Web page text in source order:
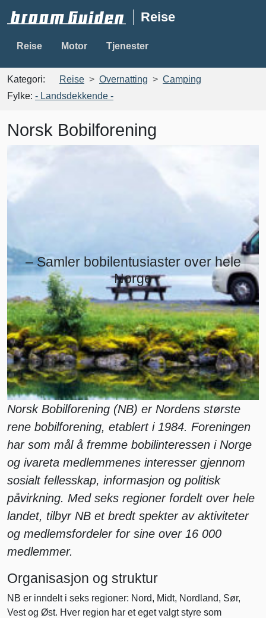
Reise
Reise Motor Tjenester
Kategori: Reise Overnatting
Camping
Fylke: - Landsdekkende -
Norsk Bobilforening
– Samler bobilentusiaster over hele
Norge
Norsk Bobilforening (NB) er Nordens største
rene bobilforening, etablert i 1984. Foreningen
har som mål å fremme bobilinteressen i Norge
og ivareta medlemmenes interesser gjennom
sosialt fellesskap, informasjon og politisk
påvirkning. Med seks regioner fordelt over hele
landet, tilbyr NB et bredt spekter av aktiviteter
og medlemsfordeler for sine over 16 000
medlemmer.
Organisasjon og struktur
NB er inndelt i seks regioner: Nord, Midt, Nordland, Sør,
Vest og Øst. Hver region har et eget valgt styre som